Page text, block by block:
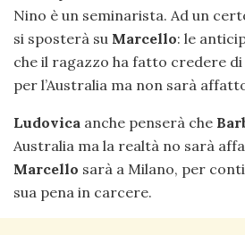
Nino è un seminarista. Ad un
si sposterà su Marcello: le
che il ragazzo ha fatto credere
per l’Australia ma non sarà
Ludovica anche penserà che
Australia ma la realtà no sarà
Marcello sarà a Milano, per
sua pena in carcere.